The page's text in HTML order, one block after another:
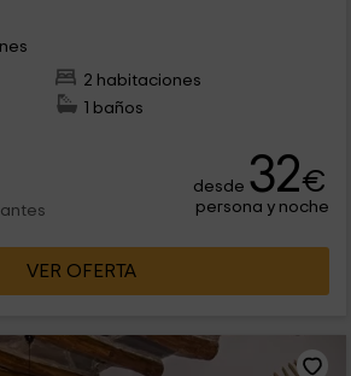
2 habitaciones
1 baños
desde 32€
persona y noche
VER OFERTA